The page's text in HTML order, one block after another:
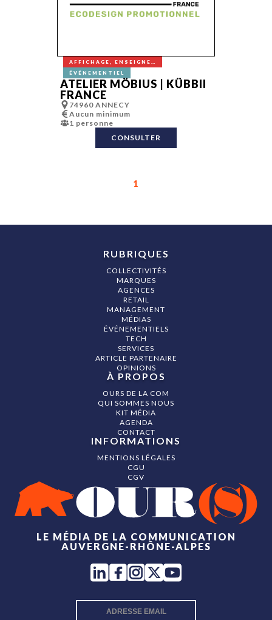
AFFICHAGE, ENSEIGNE…
ÉVÉNEMENTIEL
ATELIER MÖBIUS | KÜBBII
FRANCE
74960 ANNECY
Aucun minimum
1 personne
CONSULTER
1
LE MÉDIA DE LA COMMUNICATION
AUVERGNE-RHÔNE-ALPES
RUBRIQUES
COLLECTIVITÉS
MARQUES
AGENCES
RETAIL
MANAGEMENT
MÉDIAS
ÉVÉNEMENTIELS
TECH
SERVICES
ARTICLE PARTENAIRE
OPINIONS
À PROPOS
OURS DE LA COM
QUI SOMMES NOUS
KIT MÉDIA
AGENDA
CONTACT
INFORMATIONS
MENTIONS LÉGALES
CGU
CGV